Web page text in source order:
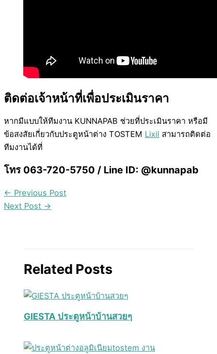
ติดต่อเจ้าหน้าที่เพื่อประเมินราคา
หากมีแบบให้ทีมงาน KUNNAPAB ช่วยที่ประเมินราคา หรือมี
ข้อสงสัยเกี่ยวกับประตูหน้าต่าง TOSTEM Lixil สามารถติดต่อ
ทีมงานได้ที่
โทร 063-720-5750 / Line ID: @kunnapab
← Previous Post
Next Post →
Related Posts
GIESTA ประตูหน้าบ้านสวยๆ